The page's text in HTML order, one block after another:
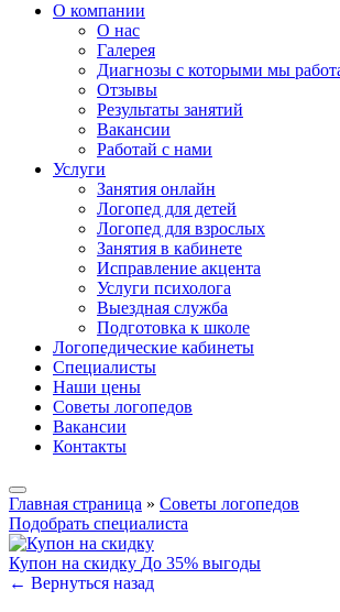
О компании
О нас
Галерея
Диагнозы с которыми мы
Отзывы
Результаты занятий
Вакансии
Работай с нами
Услуги
Занятия онлайн
Логопед для детей
Логопед для взрослых
Занятия в кабинете
Исправление акцента
Услуги психолога
Выездная служба
Подготовка к школе
Логопедические кабинеты
Специалисты
Наши цены
Советы логопедов
Вакансии
Контакты
Главная страница » Советы логопедов
Подобрать специалиста
Купон на скидку До 35% выгоды
← Вернуться назад